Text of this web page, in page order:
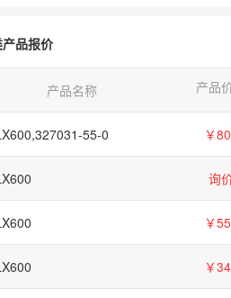
品报价
产品名称 产品
55-0 ￥
询
￥
￥